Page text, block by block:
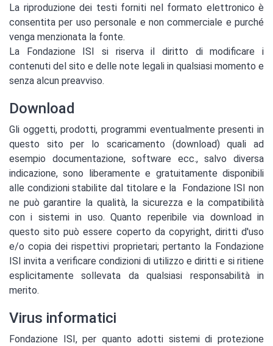
La riproduzione dei testi forniti nel formato elettronico è
consentita per uso personale e non commerciale e purché
venga menzionata la fonte.
La Fondazione ISI si riserva il diritto di modificare i
contenuti del sito e delle note legali in qualsiasi momento e
senza alcun preavviso.
Download
Gli oggetti, prodotti, programmi eventualmente presenti in
questo sito per lo scaricamento (download) quali ad
esempio documentazione, software ecc., salvo diversa
indicazione, sono liberamente e gratuitamente disponibili
alle condizioni stabilite dal titolare e la Fondazione ISI non
ne può garantire la qualità, la sicurezza e la compatibilità
con i sistemi in uso. Quanto reperibile via download in
questo sito può essere coperto da copyright, diritti d'uso
e/o copia dei rispettivi proprietari; pertanto la Fondazione
ISI invita a verificare condizioni di utilizzo e diritti e si ritiene
esplicitamente sollevata da qualsiasi responsabilità in
merito.
Virus informatici
Fondazione ISI, per quanto adotti sistemi di protezione